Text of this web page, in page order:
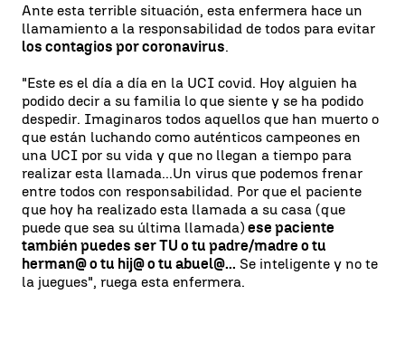
Ante esta terrible situación, esta enfermera hace un
llamamiento a la responsabilidad de todos para evitar
los contagios por coronavirus.
"Este es el día a día en la UCI covid. Hoy alguien ha
podido decir a su familia lo que siente y se ha podido
despedir. Imaginaros todos aquellos que han muerto o
que están luchando como auténticos campeones en
una UCI por su vida y que no llegan a tiempo para
realizar esta llamada...Un virus que podemos frenar
entre todos con responsabilidad. Por que el paciente
que hoy ha realizado esta llamada a su casa (que
puede que sea su última llamada) ese paciente
también puedes ser TU o tu padre/madre o tu
herman@ o tu hij@ o tu abuel@... Se inteligente y no te
la juegues", ruega esta enfermera.